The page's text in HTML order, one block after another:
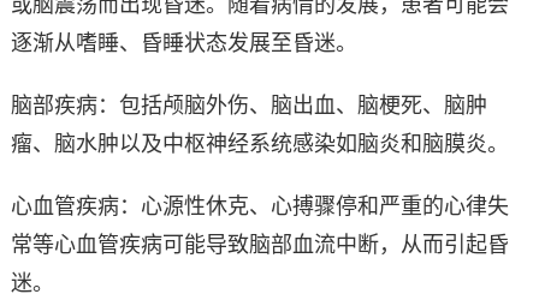
或脑震荡而出现昏迷。随着病情的发展，患者可能会
逐渐从嗜睡、昏睡状态发展至昏迷。
脑部疾病：包括颅脑外伤、脑出血、脑梗死、脑肿
瘤、脑水肿以及中枢神经系统感染如脑炎和脑膜炎。
心血管疾病：心源性休克、心搏骤停和严重的心律失
常等心血管疾病可能导致脑部血流中断，从而引起昏
迷。